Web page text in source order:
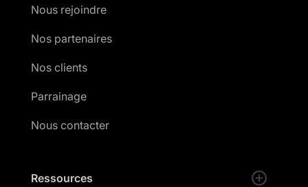
Nous rejoindre
Nos partenaires
Nos clients
Parrainage
Nous contacter
Ressources